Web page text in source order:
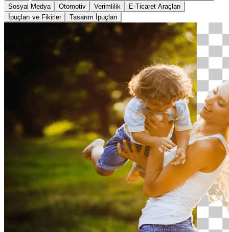
Sosyal Medya
Otomotiv Verimlilik
E-Ticaret Araçları
İpuçları ve Fikirler
Tasarım İpuçları